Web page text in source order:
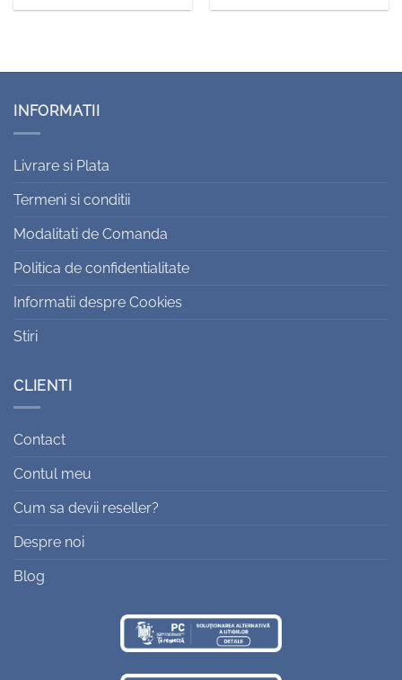
INFORMATII
Livrare si Plata
Termeni si conditii
Modalitati de Comanda
Politica de confidentialitate
Informatii despre Cookies
Stiri
CLIENTI
Contact
Contul meu
Cum sa devii reseller?
Despre noi
Blog